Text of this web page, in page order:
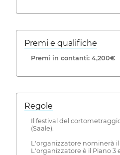
Premi e qualifiche
Premi in contanti: 4,200€
Regole
Il festival del
(Saale).
L'organizzatore nominerà il
L'organizzatore è il Piano 3